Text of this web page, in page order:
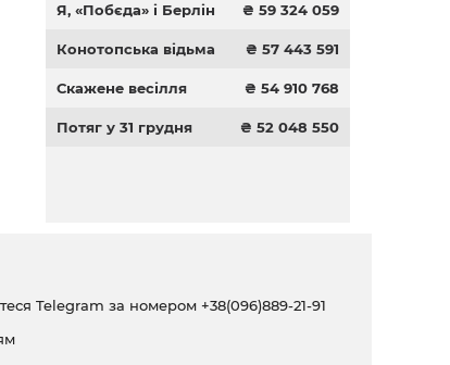
Я, «Побєда» і Берлін ₴ 59 324 059
Конотопська відьма ₴ 57 443 591
Скажене весілля ₴ 54 910 768
Потяг у 31 грудня ₴ 52 048 550
Telegram за номером +38(096)889-21-91